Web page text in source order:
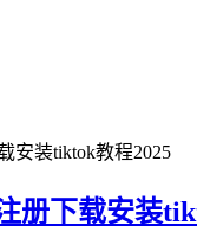
安装tiktok教程2025
册下载安装